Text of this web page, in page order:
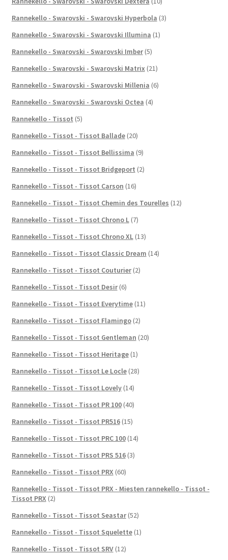
Rannekello - Swarovski - Swarovski Hyperbola (3)
Rannekello - Swarovski - Swarovski Illumina (1)
Rannekello - Swarovski - Swarovski Imber (5)
Rannekello - Swarovski - Swarovski Matrix (21)
Rannekello - Swarovski - Swarovski Millenia (6)
Rannekello - Swarovski - Swarovski Octea (4)
Rannekello - Tissot (5)
Rannekello - Tissot - Tissot Ballade (20)
Rannekello - Tissot - Tissot Bellissima (9)
Rannekello - Tissot - Tissot Bridgeport (2)
Rannekello - Tissot - Tissot Carson (16)
Rannekello - Tissot - Tissot Chemin des Tourelles (12)
Rannekello - Tissot - Tissot Chrono L (7)
Rannekello - Tissot - Tissot Chrono XL (13)
Rannekello - Tissot - Tissot Classic Dream (14)
Rannekello - Tissot - Tissot Couturier (2)
Rannekello - Tissot - Tissot Desir (6)
Rannekello - Tissot - Tissot Everytime (11)
Rannekello - Tissot - Tissot Flamingo (2)
Rannekello - Tissot - Tissot Gentleman (20)
Rannekello - Tissot - Tissot Heritage (1)
Rannekello - Tissot - Tissot Le Locle (28)
Rannekello - Tissot - Tissot Lovely (14)
Rannekello - Tissot - Tissot PR 100 (40)
Rannekello - Tissot - Tissot PR516 (15)
Rannekello - Tissot - Tissot PRC 100 (14)
Rannekello - Tissot - Tissot PRS 516 (3)
Rannekello - Tissot - Tissot PRX (60)
Rannekello - Tissot - Tissot PRX - Miesten rannekello - Tissot -
Tissot PRX (2)
Rannekello - Tissot - Tissot Seastar (52)
Rannekello - Tissot - Tissot Squelette (1)
Rannekello - Tissot - Tissot SRV (12)